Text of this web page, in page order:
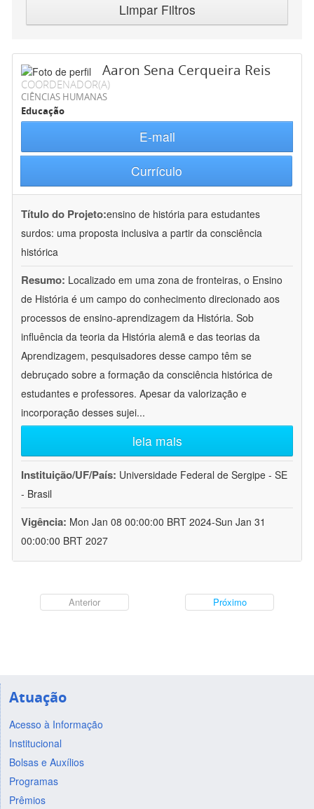
Limpar Filtros
Aaron Sena Cerqueira Reis
COORDENADOR(A)
CIÊNCIAS HUMANAS
Educação
E-mail
Currículo
Título do Projeto:ensino de história para estudantes
surdos: uma proposta inclusiva a partir da consciência
histórica
Resumo: Localizado em uma zona de fronteiras, o Ensino
de História é um campo do conhecimento direcionado aos
processos de ensino-aprendizagem da História. Sob
influência da teoria da História alemã e das teorias da
Aprendizagem, pesquisadores desse campo têm se
debruçado sobre a formação da consciência histórica de
estudantes e professores. Apesar da valorização e
incorporação desses sujei...
leia mais
Instituição/UF/País: Universidade Federal de Sergipe - SE
- Brasil
Vigência: Mon Jan 08 00:00:00 BRT 2024-Sun Jan 31
00:00:00 BRT 2027
Anterior Próximo
Atuação
Acesso à Informação
Institucional
Bolsas e Auxílios
Programas
Prêmios